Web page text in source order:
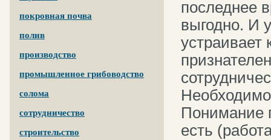
покровная почва
полив
производство
промышленное грибоводство
солома
сотрудничество
строительство
последнее
выгодно. И
устраивает
Понимание
есть